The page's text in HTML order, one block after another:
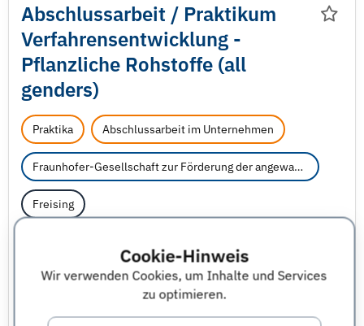
Cookie-Hinweis
Wir verwenden Cookies, um Inhalte und Services
zu optimieren.
Abschlussarbeit / Praktikum
Verfahrensentwicklung -
Pflanzliche Rohstoffe (all
genders)
Praktika Abschlussarbeit im Unternehmen
Fraunhofer-Gesellschaft zur Förderung der angewandten Forschung e.V.
Freising
Chemieingenieurwesen & Verfahrenstechnik
Ingenieurwesen - sonstige